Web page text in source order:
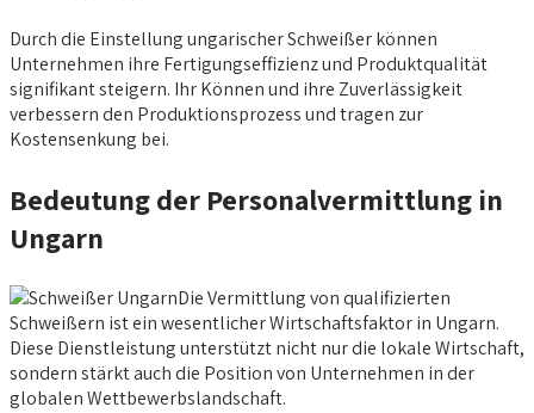
Durch die Einstellung ungarischer Schweißer können
Unternehmen ihre Fertigungseffizienz und Produktqualität
signifikant steigern. Ihr Können und ihre Zuverlässigkeit
verbessern den Produktionsprozess und tragen zur
Kostensenkung bei.
Bedeutung der Personalvermittlung in
Ungarn
Die Vermittlung von qualifizierten
Schweißern ist ein wesentlicher Wirtschaftsfaktor in Ungarn.
Diese Dienstleistung unterstützt nicht nur die lokale Wirtschaft,
sondern stärkt auch die Position von Unternehmen in der
globalen Wettbewerbslandschaft.